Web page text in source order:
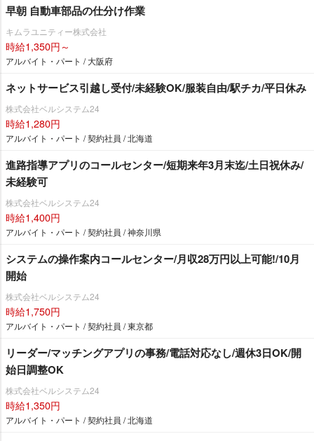
早朝 自動車部品の仕分け作業
キムラユニティー株式会社
時給1,350円～
アルバイト・パート / 大阪府
ネットサービス引越し受付/未経験OK/服装自由/駅チカ/平日休み
株式会社ベルシステム24
時給1,280円
アルバイト・パート / 契約社員 / 北海道
進路指導アプリのコールセンター/短期来年3月末迄/土日祝休み/
未経験可
株式会社ベルシステム24
時給1,400円
アルバイト・パート / 契約社員 / 神奈川県
システムの操作案内コールセンター/月収28万円以上可能!/10月
開始
株式会社ベルシステム24
時給1,750円
アルバイト・パート / 契約社員 / 東京都
リーダー/マッチングアプリの事務/電話対応なし/週休3日OK/開
始日調整OK
株式会社ベルシステム24
時給1,350円
アルバイト・パート / 契約社員 / 北海道